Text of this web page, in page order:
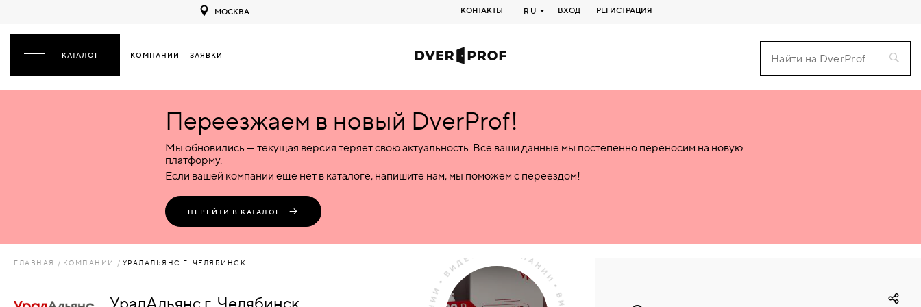
МОСКВА КОНТАКТЫ RU ВХОД РЕГИСТРАЦИЯ
КОМПАНИИ ЗАЯВКИ
НАЗАД
ПЛАСТИКОВЫЕ
КОМБИНИРОВАННЫЕ
Межкомнатные
Деревянные
Пластиковые
Комбинированные
Входные
Металлические
Пластиковые
Стеклянные
Комбинированные
Специализированные
Металлические
Пластиковые
Стеклянные
Комбинированные
Переезжаем в новый DverProf!
Мы обновились — текущая версия теряет свою актуальность. Все ваши данные мы постепенно переносим на новую
платформу.
Если вашей компании еще нет в каталоге, напишите нам, мы поможем с переездом!
ПЕРЕЙТИ В КАТАЛОГ
ГЛАВНАЯ КОМПАНИИ УРАЛАЛЬЯНС Г. ЧЕЛЯБИНСК